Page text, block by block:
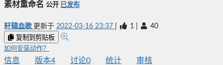
素材重命名 公开 已发布
轩辕血歌 更新于 2022-03-16 23:37 1 40
复制到剪贴板
如何安装动作？
信息 版本4 讨论0 统计
审核